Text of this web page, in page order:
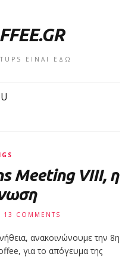
ΕΙΝΑΙ ΕΔΩ
Meeting VIII, η
13 COMMENTS
ανακοινώνουμε την 8η
για το απόγευμα της